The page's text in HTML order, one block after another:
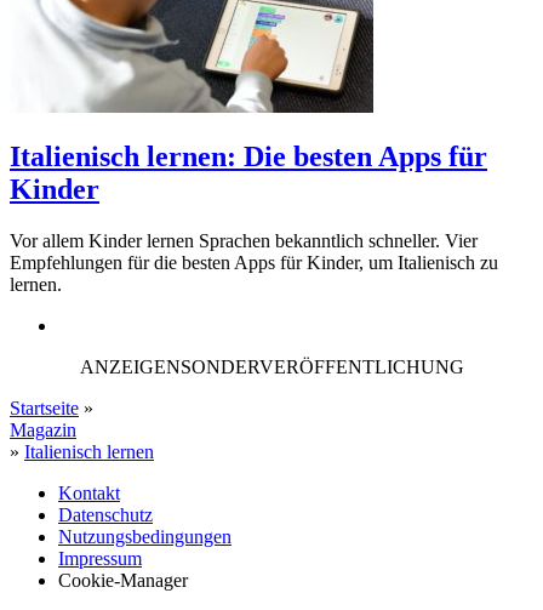
Italienisch lernen: Die besten Apps für
Kinder
Vor allem Kinder lernen Sprachen bekanntlich schneller. Vier
Empfehlungen für die besten Apps für Kinder, um Italienisch zu
lernen.
ANZEIGENSONDERVERÖFFENTLICHUNG
Startseite »
Magazin
» Italienisch lernen
Kontakt
Datenschutz
Nutzungsbedingungen
Impressum
Cookie-Manager